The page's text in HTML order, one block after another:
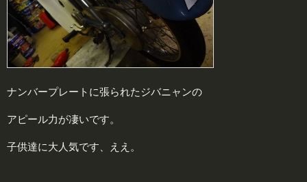
ナンバープレートに張られたジバニャンの
アピール力が凄いです。
子供達に大人気です、ええ。